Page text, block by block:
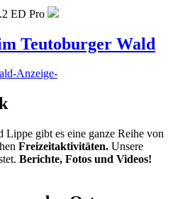
ED Pro
Teutoburger Wald
-Anzeige-
Lippe gibt es eine ganze Reihe von
Freizeitaktivitäten. Unsere
Berichte, Fotos und Videos!